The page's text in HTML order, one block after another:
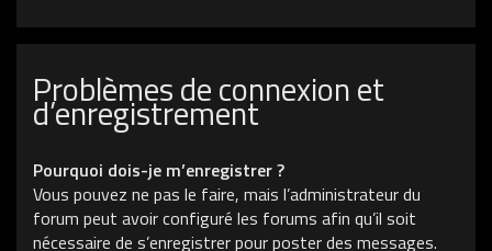
Problèmes de connexion et
d’enregistrement
Pourquoi dois-je m’enregistrer ?
Vous pouvez ne pas le faire, mais l’administrateur du
forum peut avoir configuré les forums afin qu’il soit
nécessaire de s’enregistrer pour poster des messages.